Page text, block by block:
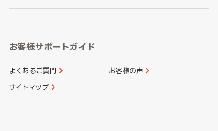
愛知県
和歌山県
山口県
香川県 愛媛県
長崎県
大分県 宮崎県
お客様サポートガイド
よくあるご質問 お客様の声
サイトマップ